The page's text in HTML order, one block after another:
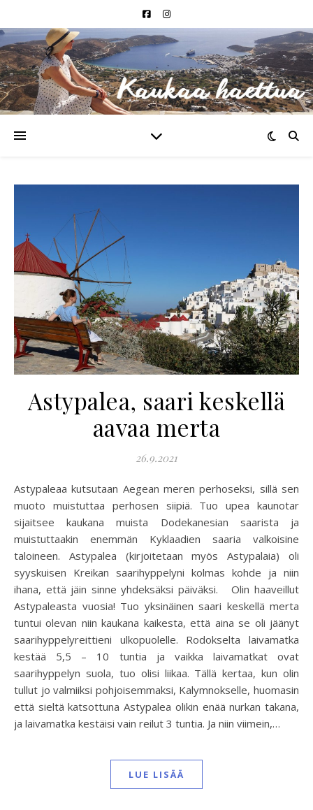
Astypalea, saari keskellä
aavaa merta
26.9.2021
Astypaleaa kutsutaan Aegean meren perhoseksi, sillä sen
muoto muistuttaa perhosen siipiä. Tuo upea kaunotar
sijaitsee kaukana muista Dodekanesian saarista ja
muistuttaakin enemmän Kyklaadien saaria valkoisine
taloineen. Astypalea (kirjoitetaan myös Astypalaia) oli
syyskuisen Kreikan saarihyppelyni kolmas kohde ja niin
ihana, että jäin sinne yhdeksäksi päiväksi. Olin haaveillut
Astypaleasta vuosia! Tuo yksinäinen saari keskellä merta
tuntui olevan niin kaukana kaikesta, että aina se oli jäänyt
saarihyppelyreittieni ulkopuolelle. Rodokselta laivamatka
kestää 5,5 – 10 tuntia ja vaikka laivamatkat ovat
saarihyppelyn suola, tuo olisi liikaa. Tällä kertaa, kun olin
tullut jo valmiiksi pohjoisemmaksi, Kalymnokselle, huomasin
että sieltä katsottuna Astypalea olikin enää nurkan takana,
ja laivamatka kestäisi vain reilut 3 tuntia. Ja niin viimein,…
LUE LISÄÄ